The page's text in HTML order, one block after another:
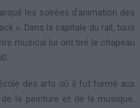
les soirées d’animation des
». Dans la capitale du rail, tous
musical lui ont tiré le chapeau
des arts où il fut formé aux
la peinture et de la musique.